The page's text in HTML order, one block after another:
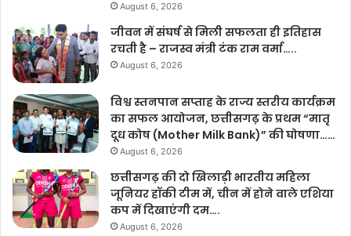
August 6, 2026
जीवन में संघर्ष से मिली सफलता ही इतिहास
रचती है – राजस्व मंत्री टंक राम वर्मा…..
August 6, 2026
विश्व स्तनपान सप्ताह के राज्य स्तरीय कार्यक्रम
का सफल आयोजन, छत्तीसगढ़ के प्रथम “मातृ
दूध कोष (Mother Milk Bank)” की घोषणा……
August 6, 2026
छत्तीसगढ़ की दो खिलाड़ी भारतीय महिला
जूनियर हॉकी टीम में, चीन में होने वाले एशिया
कप में दिखाएंगी दम….
August 6, 2026